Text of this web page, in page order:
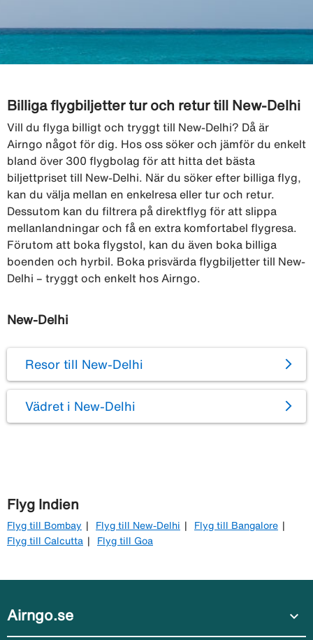
Billiga flygbiljetter tur och retur till New-Delhi
Vill du flyga billigt och tryggt till New-Delhi? Då är
Airngo något för dig. Hos oss söker och jämför du enkelt
bland över 300 flygbolag för att hitta det bästa
biljettpriset till New-Delhi. När du söker efter billiga flyg,
kan du välja mellan en enkelresa eller tur och retur.
Dessutom kan du filtrera på direktflyg för att slippa
mellanlandningar och få en extra komfortabel flygresa.
Förutom att boka flygstol, kan du även boka billiga
boenden och hyrbil. Boka prisvärda flygbiljetter till New-
Delhi – tryggt och enkelt hos Airngo.
New-Delhi
Resor till New-Delhi
Vädret i New-Delhi
Flyg Indien
Flyg till Bombay Flyg till New-Delhi
Flyg till Bangalore
Flyg till Calcutta
Flyg till Goa
Airngo.se expand_more